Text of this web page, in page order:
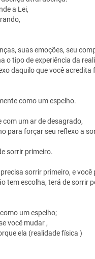
a Lei,
suas emoções, seu
o tipo de experiência da
daquilo que você acredita
como um espelho.
com um ar de desagrado,
para forçar seu reflexo a
sorrir primeiro.
sorrir primeiro, e você
tem escolha, terá de sorrir
um espelho;
você mudar ,
ela (realidade física )